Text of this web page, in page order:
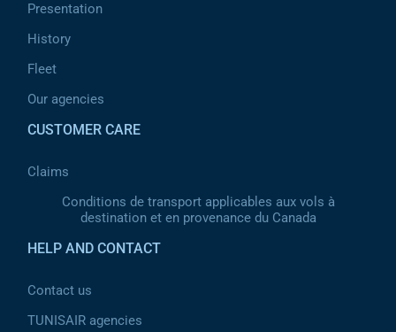
Presentation
History
Fleet
Our agencies
CUSTOMER CARE
Claims
Conditions de transport applicables aux vols à
destination et en provenance du Canada
HELP AND CONTACT
Contact us
TUNISAIR agencies